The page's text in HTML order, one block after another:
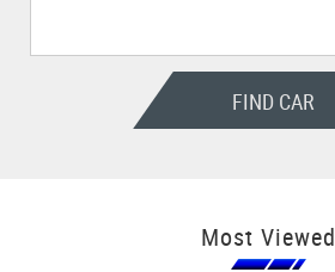
FIND CAR
Most Viewed